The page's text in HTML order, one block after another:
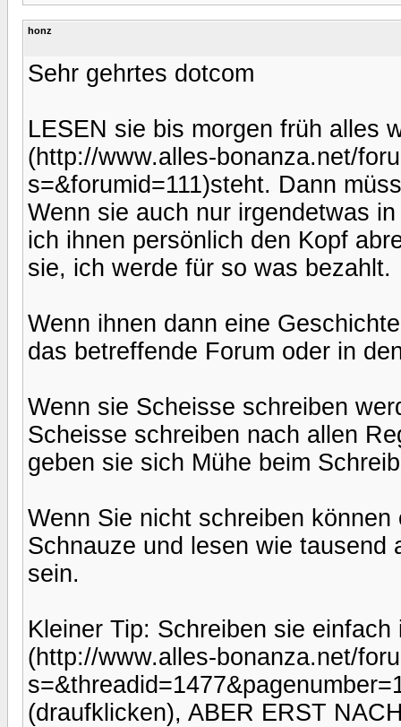
honz
Sehr gehrtes dotcom
LESEN sie bis morgen früh alles
(http://www.alles-bonanza.net/
s=&forumid=111)steht. Dann
Wenn sie auch nur irgendetwas
ich ihnen persönlich den Kopf
sie, ich werde für so was bezahlt.
Wenn ihnen dann eine
das betreffende Forum oder in
Wenn sie Scheisse schreiben
Scheisse schreiben nach allen
geben sie sich Mühe beim
Wenn Sie nicht schreiben
Schnauze und lesen wie
sein.
Kleiner Tip: Schreiben sie
(http://www.alles-bonanza.net/
(draufklicken), ABER ERST